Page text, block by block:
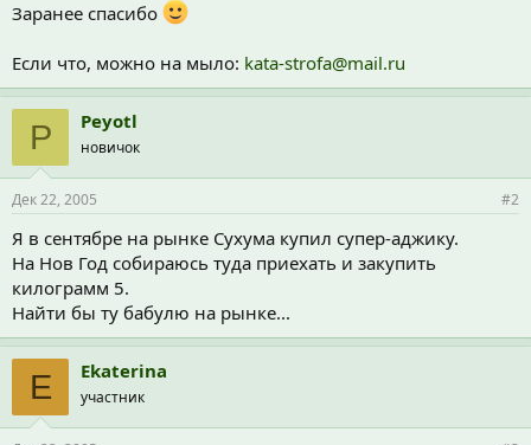
Заранее спасибо
Если что, можно на мыло: kata-strofa@mail.ru
P Peyotl
новичок
Дек 22, 2005 #2
Я в сентябре на рынке Сухума купил супер-аджику.
На Нов Год собираюсь туда приехать и закупить
килограмм 5.
Найти бы ту бабулю на рынке...
E Ekaterina
участник